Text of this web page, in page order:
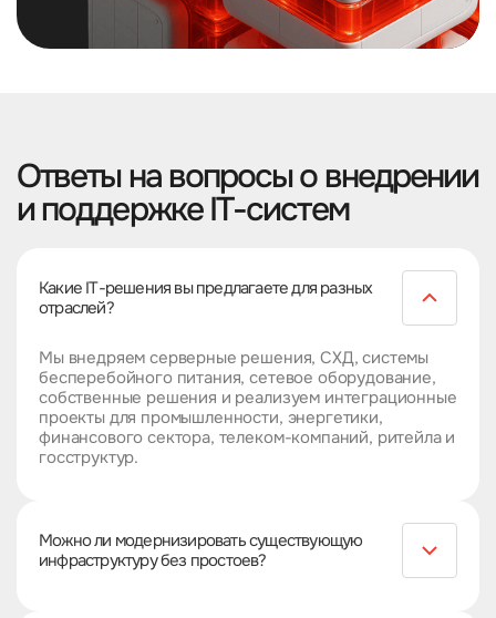
Ответы на вопросы о внедрении
и поддержке IT-систем
Какие IТ-решения вы предлагаете для разных
отраслей?
Мы внедряем серверные решения, СХД, системы
бесперебойного питания, сетевое оборудование,
собственные решения и реализуем интеграционные
проекты для промышленности, энергетики,
финансового сектора, телеком-компаний, ритейла и
госструктур.
Можно ли модернизировать существующую
инфраструктуру без простоев?